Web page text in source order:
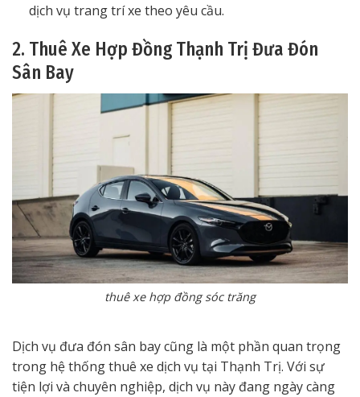
dịch vụ trang trí xe theo yêu cầu.
2. Thuê Xe Hợp Đồng Thạnh Trị Đưa Đón
Sân Bay
thuê xe hợp đồng sóc trăng
Dịch vụ đưa đón sân bay cũng là một phần quan trọng
trong hệ thống thuê xe dịch vụ tại Thạnh Trị. Với sự
tiện lợi và chuyên nghiệp, dịch vụ này đang ngày càng